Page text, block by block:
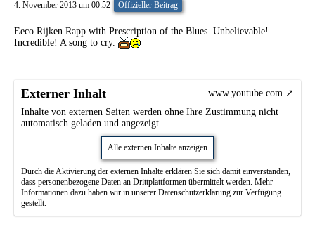
4. November 2013 um 00:52 Offizieller Beitrag
Eeco Rijken Rapp with Prescription of the Blues. Unbelievable!
Incredible! A song to cry.
Externer Inhalt
www.youtube.com
Inhalte von externen Seiten werden ohne Ihre Zustimmung nicht
automatisch geladen und angezeigt.
Alle externen Inhalte anzeigen
Durch die Aktivierung der externen Inhalte erklären Sie sich damit einverstanden,
dass personenbezogene Daten an Drittplattformen übermittelt werden. Mehr
Informationen dazu haben wir in unserer Datenschutzerklärung zur Verfügung
gestellt.